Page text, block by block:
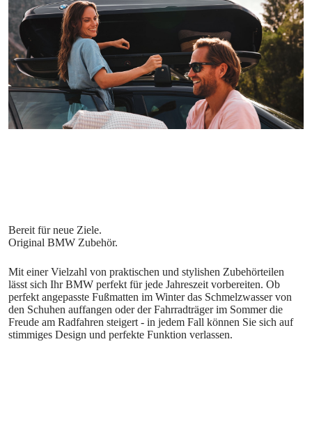
Mit einer Vielzahl von praktischen und stylishen Zubehörteilen
lässt sich Ihr BMW perfekt für jede Jahreszeit vorbereiten. Ob
perfekt angepasste Fußmatten im Winter das Schmelzwasser von
den Schuhen auffangen oder der Fahrradträger im Sommer die
Freude am Radfahren steigert - in jedem Fall können Sie sich auf
stimmiges Design und perfekte Funktion verlassen.